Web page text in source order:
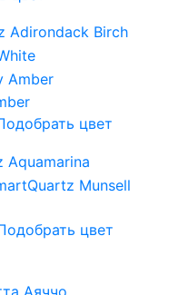
цвет
цвет